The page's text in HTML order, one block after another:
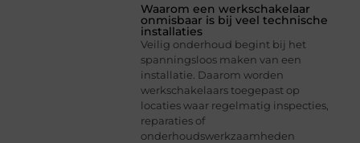
Waarom een werkschakelaar
onmisbaar is bij veel technische
installaties
Veilig onderhoud begint bij het
spanningsloos maken van een
installatie. Daarom worden
werkschakelaars toegepast op
locaties waar regelmatig inspecties,
reparaties of
onderhoudswerkzaamheden